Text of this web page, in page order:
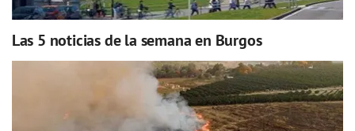
Las 5 noticias de la semana en Burgos